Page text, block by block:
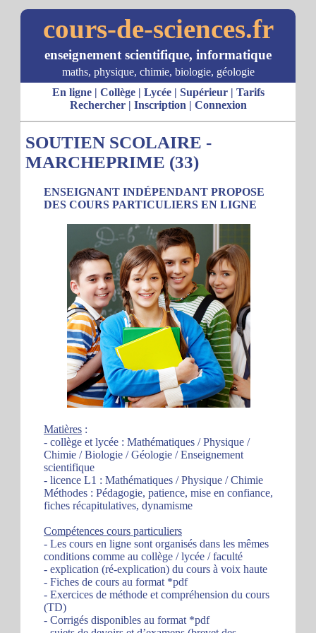
cours-de-sciences.fr
enseignement scientifique, informatique
maths, physique, chimie, biologie, géologie
En ligne| Collège| Lycée| Supérieur| Tarifs
Rechercher| Inscription | Connexion
SOUTIEN SCOLAIRE -
MARCHEPRIME (33)
ENSEIGNANT INDÉPENDANT PROPOSE
DES COURS PARTICULIERS EN LIGNE
Matières :
- collège et lycée : Mathématiques / Physique /
Chimie / Biologie / Géologie / Enseignement
scientifique
- licence L1 : Mathématiques / Physique / Chimie
Méthodes : Pédagogie, patience, mise en confiance,
fiches récapitulatives, dynamisme
Compétences cours particuliers
- Les cours en ligne sont organisés dans les mêmes
conditions comme au collège / lycée / faculté
- explication (ré-explication) du cours à voix haute
- Fiches de cours au format *pdf
- Exercices de méthode et compréhension du cours
(TD)
- Corrigés disponibles au format *pdf